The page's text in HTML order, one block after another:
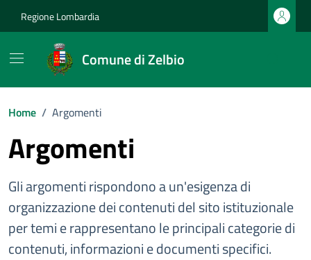
Regione Lombardia
Comune di Zelbio
Home / Argomenti
Argomenti
Gli argomenti rispondono a un'esigenza di
organizzazione dei contenuti del sito istituzionale
per temi e rappresentano le principali categorie di
contenuti, informazioni e documenti specifici.